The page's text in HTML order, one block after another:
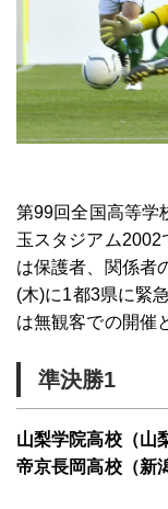
第99回全国高等学
玉スタジアム2002
は保護者、関係者
(木)に1都3県に緊
は無観客での開催
準決勝1
山梨学院高校（山
帝京長岡高校（新